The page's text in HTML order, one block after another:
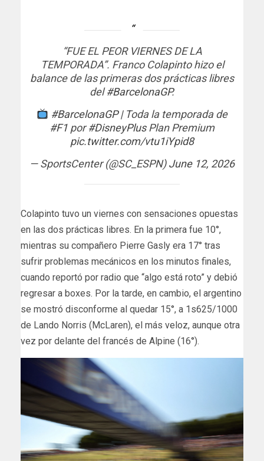
“FUE EL PEOR VIERNES DE LA
TEMPORADA”. Franco Colapinto hizo el
balance de las primeras dos prácticas libres
del#BarcelonaGP.
#BarcelonaGP| Toda la temporada de
#F1 por#DisneyPlusPlan Premium
pic.twitter.com/vtu1iYpid8
— SportsCenter (@SC_ESPN)June 12, 2026
Colapinto tuvo un viernes con sensaciones opuestas
en las dos prácticas libres. En la primera fue 10°,
mientras su compañero Pierre Gasly era 17° tras
sufrir problemas mecánicos en los minutos finales,
cuando reportó por radio que “algo está roto” y debió
regresar a boxes. Por la tarde, en cambio, el argentino
se mostró disconforme al quedar 15°, a 1s625/1000
de Lando Norris (McLaren), el más veloz, aunque otra
vez por delante del francés de Alpine (16°).